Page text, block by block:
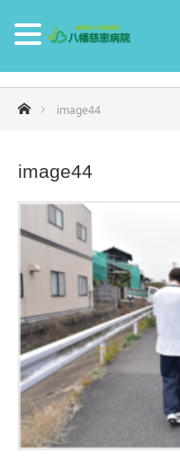
ホームimage44
image44